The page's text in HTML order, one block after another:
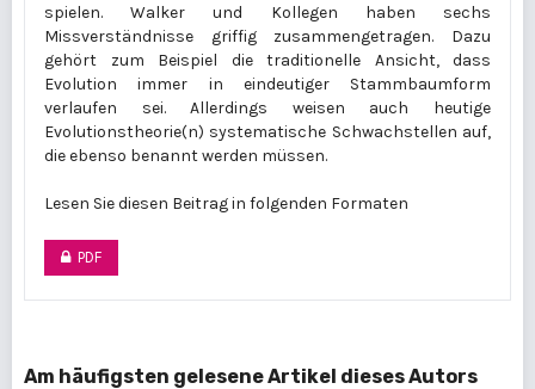
spielen. Walker und Kollegen haben sechs
Missverständnisse griffig zusammengetragen. Dazu
gehört zum Beispiel die traditionelle Ansicht, dass
Evolution immer in eindeutiger Stammbaumform
verlaufen sei. Allerdings weisen auch heutige
Evolutionstheorie(n) systematische Schwachstellen auf,
die ebenso benannt werden müssen.
Lesen Sie diesen Beitrag in folgenden Formaten
PDF
Am häufigsten gelesene Artikel dieses Autors